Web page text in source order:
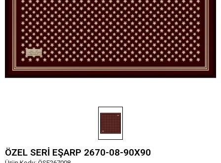
ÖZEL SERİ EŞARP 2670-08-90X90